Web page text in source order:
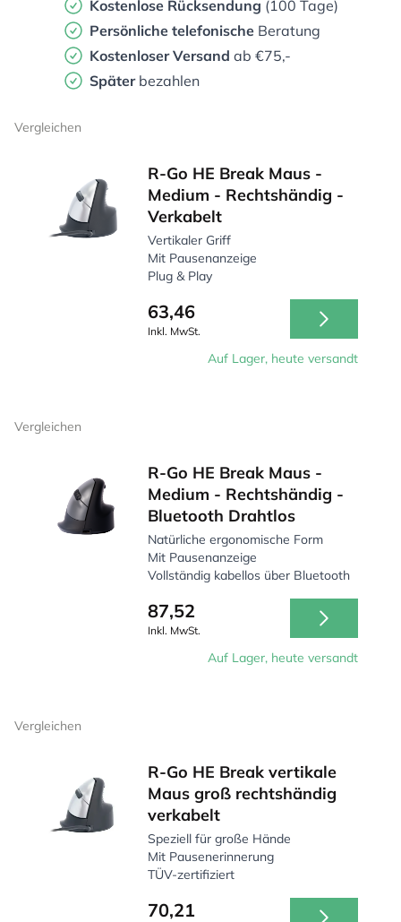
Kostenlose Rücksendung (100 Tage)
Persönliche telefonische Beratung
Kostenloser Versand ab €75,-
Später bezahlen
Vergleichen
R-Go HE Break Maus -
Medium - Rechtshändig -
Verkabelt
Vertikaler Griff
Mit Pausenanzeige
Plug & Play
63,46
Inkl. MwSt.
Auf Lager, heute versandt
Vergleichen
R-Go HE Break Maus -
Medium - Rechtshändig -
Bluetooth Drahtlos
Natürliche ergonomische Form
Mit Pausenanzeige
Vollständig kabellos über Bluetooth
87,52
Inkl. MwSt.
Auf Lager, heute versandt
Vergleichen
R-Go HE Break vertikale
Maus groß rechtshändig
verkabelt
Speziell für große Hände
Mit Pausenerinnerung
TÜV-zertifiziert
70,21